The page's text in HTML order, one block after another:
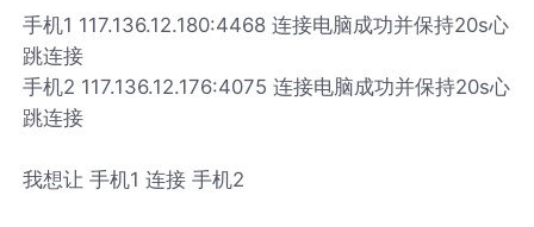
手机1 117.136.12.180:4468 连接电脑成功并保持20s心
跳连接
手机2 117.136.12.176:4075 连接电脑成功并保持20s心
跳连接
我想让 手机1 连接 手机2